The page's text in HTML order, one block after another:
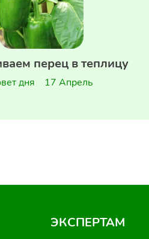
перец в теплицу
дня 17 Апрель
ЭКСПЕРТАМ